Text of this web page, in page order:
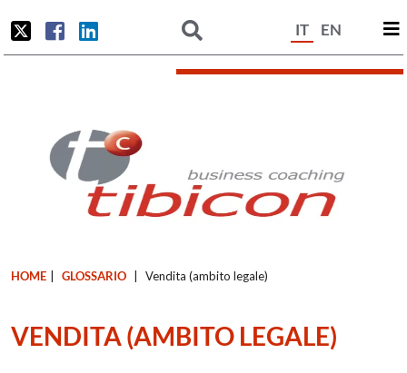
IT EN
HOME GLOSSARIO Vendita (ambito legale)
VENDITA (AMBITO LEGALE)